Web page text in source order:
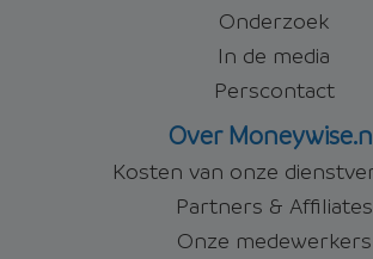
Onderzoek
In de media
Perscontact
Over
Kosten van onze
Partners & Affiliates
Onze medewerkers